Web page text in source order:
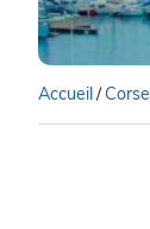
Accueil/Corse